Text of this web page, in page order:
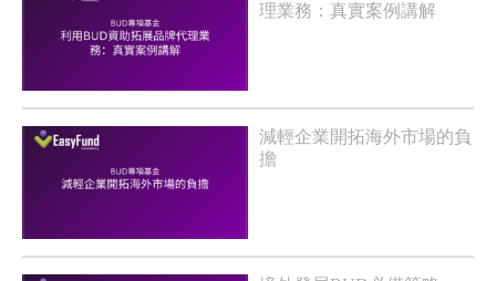
理業務：真實案例講解
減輕企業開拓海外市場的負
擔